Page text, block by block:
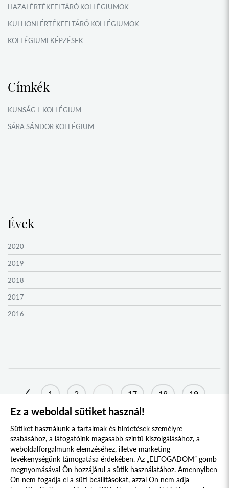
NÉPFŐISKOLA HÁLÓZAT ESEMÉNYEI
HAZAI ÉRTÉKFELTÁRÓ KOLLÉGIUMOK
KÜLHONI ÉRTÉKFELTÁRÓ KOLLÉGIUMOK
KOLLÉGIUMI KÉPZÉSEK
NYÁRI TÁBOROK
OKTATÁS, KULTÚRA
VERSENYEK, VETÉLKEDŐK
Címkék
KUNSÁG I. KOLLÉGIUM
SÁRA SÁNDOR KOLLÉGIUM
Évek
2020
2019
2018
2017
2016
2010
2009
1 2 17 18 19
20 21 22 23
Süti szabályzat Adatvédelmi nyilatkozat
Ez a weboldal sütiket használ!
Sütiket használunk a tartalmak és hirdetések személyre
szabásához, a látogatóink magasabb szintű kiszolgálásához, a
weboldalforgalmunk elemzéséhez, illetve marketing
tevékenységünk támogatása érdekében. Az „ELFOGADOM” gomb
megnyomásával Ön hozzájárul a sütik használatához. Amennyiben
Ön nem fogadja el a süti beállításokat, azzal Ön nem adja